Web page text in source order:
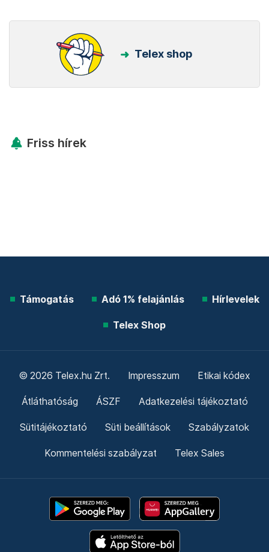
Telex shop
Friss hírek
Támogatás Adó 1% felajánlás Hírlevelek
Telex Shop
© 2026 Telex.hu Zrt. Impresszum Etikai kódex
Átláthatóság ÁSZF Adatkezelési tájékoztató
Sütitájékoztató Süti beállítások Szabályzatok
Kommentelési szabályzat Telex Sales